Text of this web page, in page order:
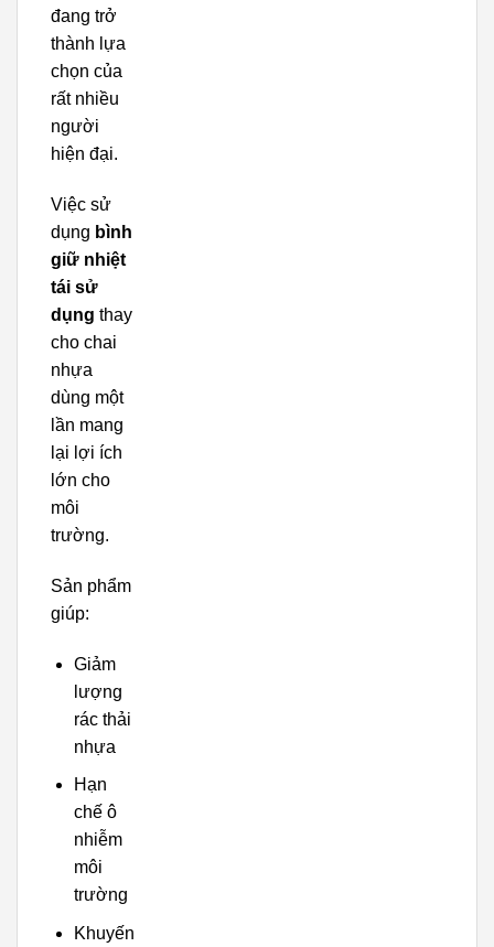
đang trở
thành lựa
chọn của
rất nhiều
người
hiện đại.
Việc sử
dụng bình
giữ nhiệt
tái sử
dụng thay
cho chai
nhựa
dùng một
lần mang
lại lợi ích
lớn cho
môi
trường.
Sản phẩm
giúp:
Giảm
lượng
rác thải
nhựa
Hạn
chế ô
nhiễm
môi
trường
Khuyến